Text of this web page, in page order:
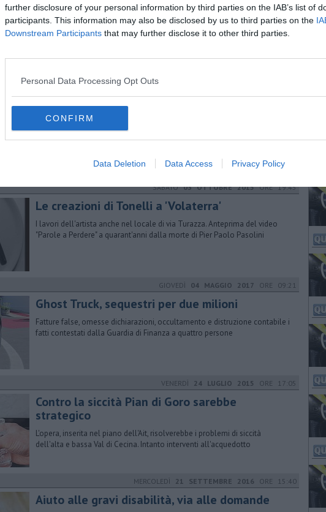
further disclosure of your personal information by third parties on the IAB’s list of
participants. This information may also be disclosed by us to third parties on the
Downstream Participants that may further disclose it to other third parties.
Personal Data Processing Opt Outs
CONFIRM
Data Deletion Data Access Privacy Policy
"Pontedera non è una direttrice né un
capoluogo"
L'assessore Moschi replica al sindaco Millozzi: "nella cartellonistica della
Come avviare un'impresa? Consigli ai giovani
SABATO03 OTTOBRE 2015ORE 19:45
Le creazioni di Tonelli a 'Volaterra'
I lavori dell'artista anche nel locale di via Turazza. Anteprima del video
"Parole a Perdere" a quarant'anni dalla morte di Pier Paolo Pasolini
GIOVEDÌ 04 MAGGIO 2017 ORE 09:21
Ghost Truck, sequestri per due milioni
Fatture false, omesse dichiarazioni, occultamento e distruzione contabile i
fatti contestati dalla Guardia di Finanza a quattro persone
VENERDÌ 24 LUGLIO 2015 ORE 17:05
Contro la siccità Pian di Goro sarebbe
strategico
L'opera, inserita nel piano dell'Ait, risolverebbe i problemi di siccità
dell'alta e bassa Val di Cecina. Intanto interventi all'acquedotto
MERCOLEDÌ 21 SETTEMBRE 2016 ORE 15:40
Aiuto alle gravi disabilità, via alle domande